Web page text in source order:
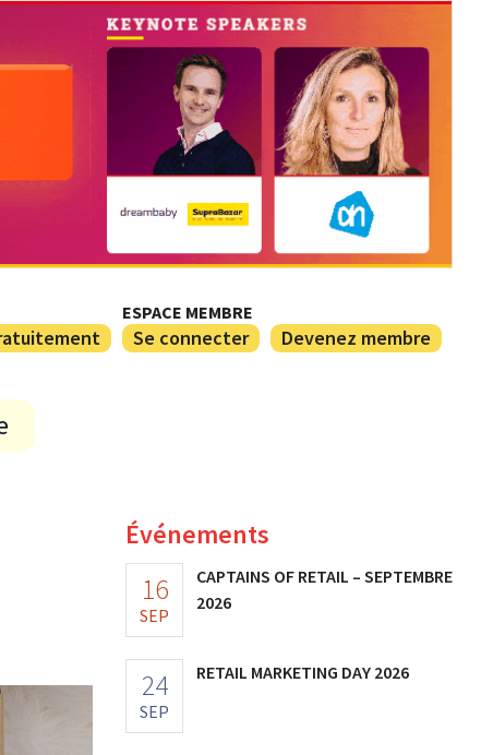
ESPACE MEMBRE
Se connecter Devenez membre
Événements
16
SEP
CAPTAINS OF RETAIL – SEPTEMBRE
2026
24
SEP
RETAIL MARKETING DAY 2026